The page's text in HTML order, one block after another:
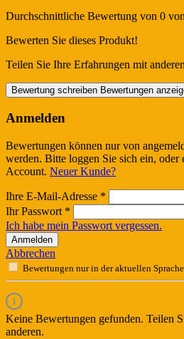
Durchschnittliche Bewertung von 0
Bewerten Sie dieses Produkt!
Teilen Sie Ihre Erfahrungen mit
Bewertung schreiben Bewertungen
Anmelden
Bewertungen können nur von
werden. Bitte loggen Sie sich ein, oder
Account. Neuer Kunde?
Ihre E-Mail-Adresse *
Ihr Passwort *
Ich habe mein Passwort vergessen.
Anmelden
Abbrechen
Bewertungen nur in der aktuellen
Keine Bewertungen gefunden. Teilen
anderen.